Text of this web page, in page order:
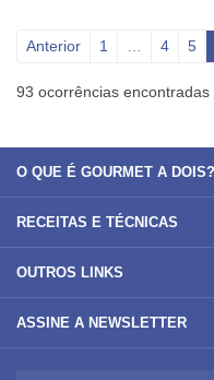
Anterior 1 4 5
93 ocorrências
O QUE É GOURMET A DOIS?
RECEITAS E TÉCNICAS
OUTROS LINKS
ASSINE A NEWSLETTER